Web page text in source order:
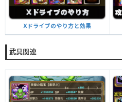
Xドライブのやり方と効果
武具関連